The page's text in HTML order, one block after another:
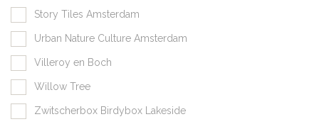
Story Tiles Amsterdam
Urban Nature Culture Amsterdam
Villeroy en Boch
Willow Tree
Zwitscherbox Birdybox Lakeside